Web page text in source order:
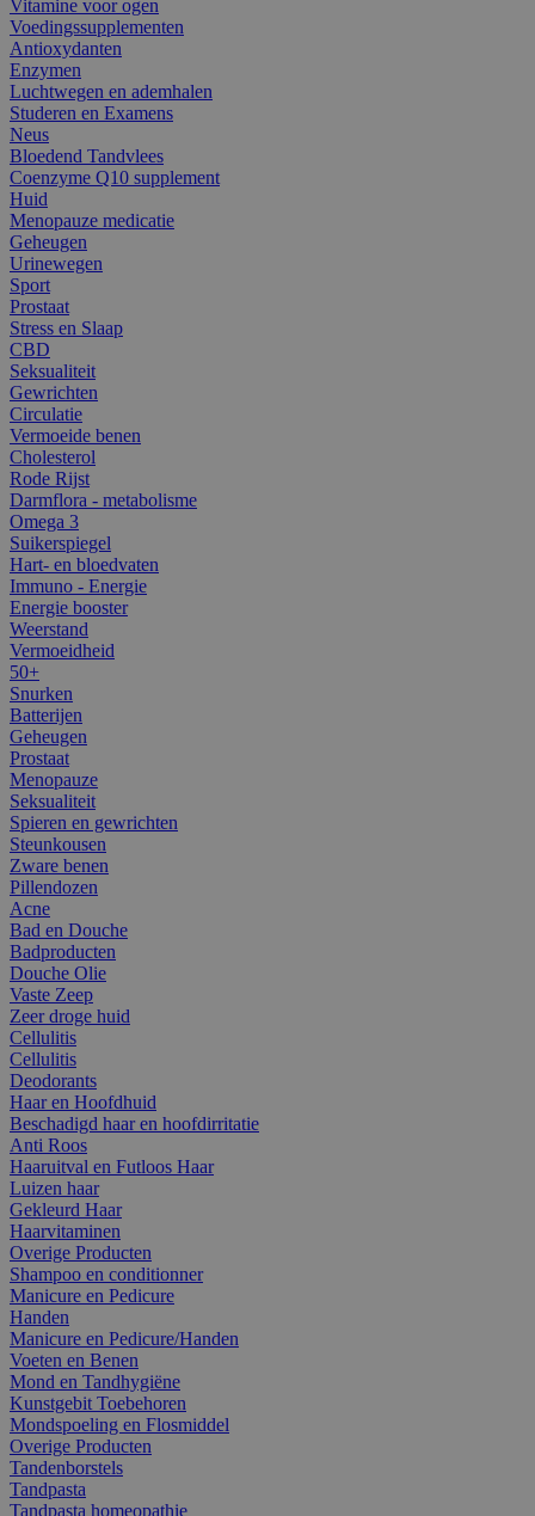
Vitamine voor ogen
Voedingssupplementen
Antioxydanten
Enzymen
Luchtwegen en ademhalen
Studeren en Examens
Neus
Bloedend Tandvlees
Coenzyme Q10 supplement
Huid
Menopauze medicatie
Geheugen
Urinewegen
Sport
Prostaat
Stress en Slaap
CBD
Seksualiteit
Gewrichten
Circulatie
Vermoeide benen
Cholesterol
Rode Rijst
Darmflora - metabolisme
Omega 3
Suikerspiegel
Hart- en bloedvaten
Immuno - Energie
Energie booster
Weerstand
Vermoeidheid
50+
Snurken
Batterijen
Geheugen
Prostaat
Menopauze
Seksualiteit
Spieren en gewrichten
Steunkousen
Zware benen
Pillendozen
Acne
Bad en Douche
Badproducten
Douche Olie
Vaste Zeep
Zeer droge huid
Cellulitis
Cellulitis
Deodorants
Haar en Hoofdhuid
Beschadigd haar en hoofdirritatie
Anti Roos
Haaruitval en Futloos Haar
Luizen haar
Gekleurd Haar
Haarvitaminen
Overige Producten
Shampoo en conditionner
Manicure en Pedicure
Handen
Manicure en Pedicure/Handen
Voeten en Benen
Mond en Tandhygiëne
Kunstgebit Toebehoren
Mondspoeling en Flosmiddel
Overige Producten
Tandenborstels
Tandpasta
Tandpasta homeopathie